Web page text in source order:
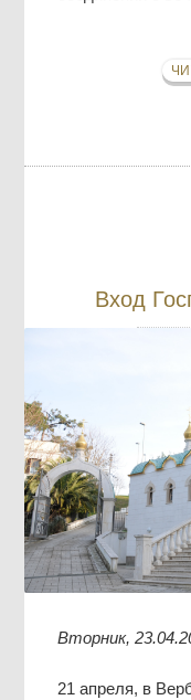
Вход
Вторник,
21 апреля, в